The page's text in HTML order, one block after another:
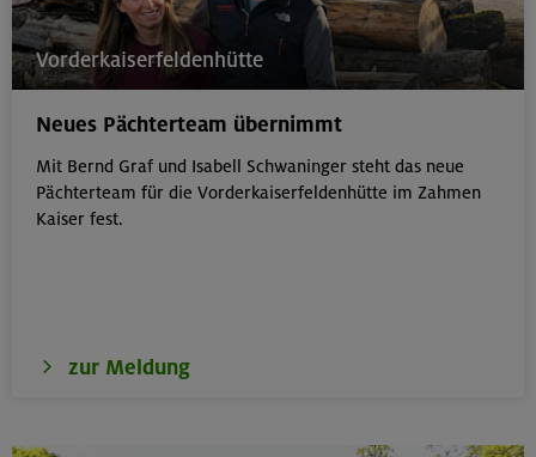
Vorderkaiserfeldenhütte
Neues Pächterteam übernimmt
Mit Bernd Graf und Isabell Schwaninger steht das neue
Pächterteam für die Vorderkaiserfeldenhütte im Zahmen
Kaiser fest.
zur Meldung